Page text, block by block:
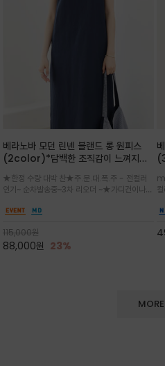
베라노바 모던 린넨 블랜드 롱 원피스
(2color)*담백한 조직감이 느껴지는
롱 원피스
★한정 수량 대박 찬★주.문.대.폭.주 - 전컬러
인기~ 순차발송중~3차 리오더 ~★가디건이나
도 손색이 없고,리조트룩까지 만능/답답하지 않
버하면서도 여리여리한 무
115,000원
88,000원 23%
한